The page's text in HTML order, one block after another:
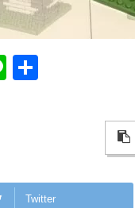
Li
Twitter